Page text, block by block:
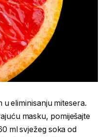
eliminisanju mitesera.
masku, pomiješajte
ml svježeg soka od